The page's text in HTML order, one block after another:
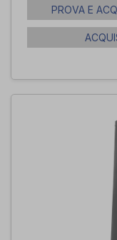
PROVA E